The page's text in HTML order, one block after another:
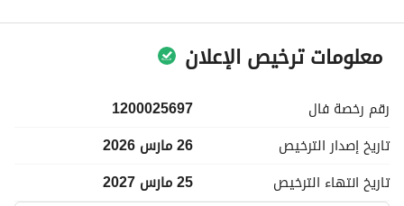
معلومات ترخيص الإعلان
رقم رخصة فال
1200025697
تاريخ إصدار الترخيص
26 مارس 2026
تاريخ انتهاء الترخيص 25 مارس 2027